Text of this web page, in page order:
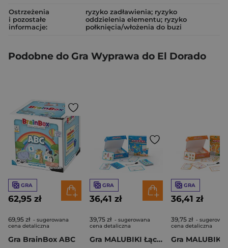
Ostrzeżenia
i pozostałe
informacje:
ryzyko zadławienia; ryzyko
oddzielenia elementu; ryzyko
połknięcia/włożenia do buzi
Podobne do Gra Wyprawa do El Dorado
GRA
62,95 zł
69,95 zł - sugerowana
cena detaliczna
Gra BrainBox ABC
GRA
36,41 zł
39,75 zł - sugerowana
cena detaliczna
Gra MALUBIKI Łączę Kreślę Obserwuję
GRA
36,41 zł
39,75 zł -
cena detaliczna